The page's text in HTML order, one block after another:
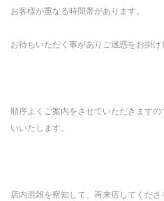
お客様が重なる時間帯があります。
お待ちいただく事がありご迷惑をお掛け
順序よくご案内をさせていただきます
いいたします。
店内混雑を察知して、再来店してくだ